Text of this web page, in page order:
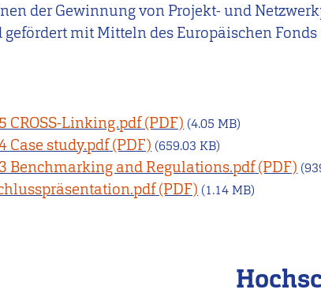
der Gewinnung von Projekt- und
gefördert mit Mitteln des Europäischen
CROSS-Linking.pdf (4.05 MB)
Case study.pdf (659.03 KB)
3 Benchmarking and Regulations.pdf
(1.14 MB)